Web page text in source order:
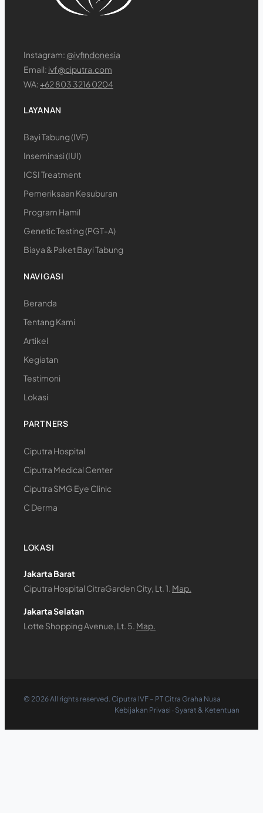
Instagram: @ivfindonesia
Email: ivf@ciputra.com
WA:+62 803 3216 0204
LAYANAN
Bayi Tabung (IVF)
Inseminasi (IUI)
ICSI Treatment
Pemeriksaan Kesuburan
Program Hamil
Genetic Testing (PGT-A)
Biaya & Paket Bayi Tabung
NAVIGASI
Beranda
Tentang Kami
Artikel
Kegiatan
Testimoni
Lokasi
PARTNERS
Ciputra Hospital
Ciputra Medical Center
Ciputra SMG Eye Clinic
C Derma
LOKASI
Jakarta Barat
Ciputra Hospital CitraGarden City, Lt. 1. Map.
Jakarta Selatan
Lotte Shopping Avenue, Lt. 5. Map.
© 2026All rights reserved. Ciputra IVF – PT Citra Graha Nusa
Kebijakan Privasi · Syarat & Ketentuan